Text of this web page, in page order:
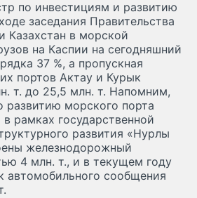
по инвестициям и развитию
заседания Правительства
Казахстан в морской
на Каспии на сегодняшний
37 %, а пропускная
портов Актау и Курык
т. до 25,5 млн. т. Напомним,
развитию морского порта
рамках государственной
развития «Нурлы
железнодорожный
4 млн. т., и в текущем году
автомобильного сообщения